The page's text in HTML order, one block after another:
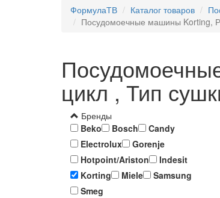
ФормулаТВ Каталог товаров
Посудомоечные машины Korting,
цикл , Тип
Бренды
Beko
Bosch
Candy
Electrolux
Gorenje
Hotpoint/Ariston
Indesit
Korting
Miele
Samsung
Smeg